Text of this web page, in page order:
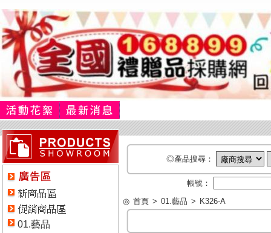
01.藝品
◎產品搜尋：
帳號：
◎ 首頁 > 01.藝品 > K326-A